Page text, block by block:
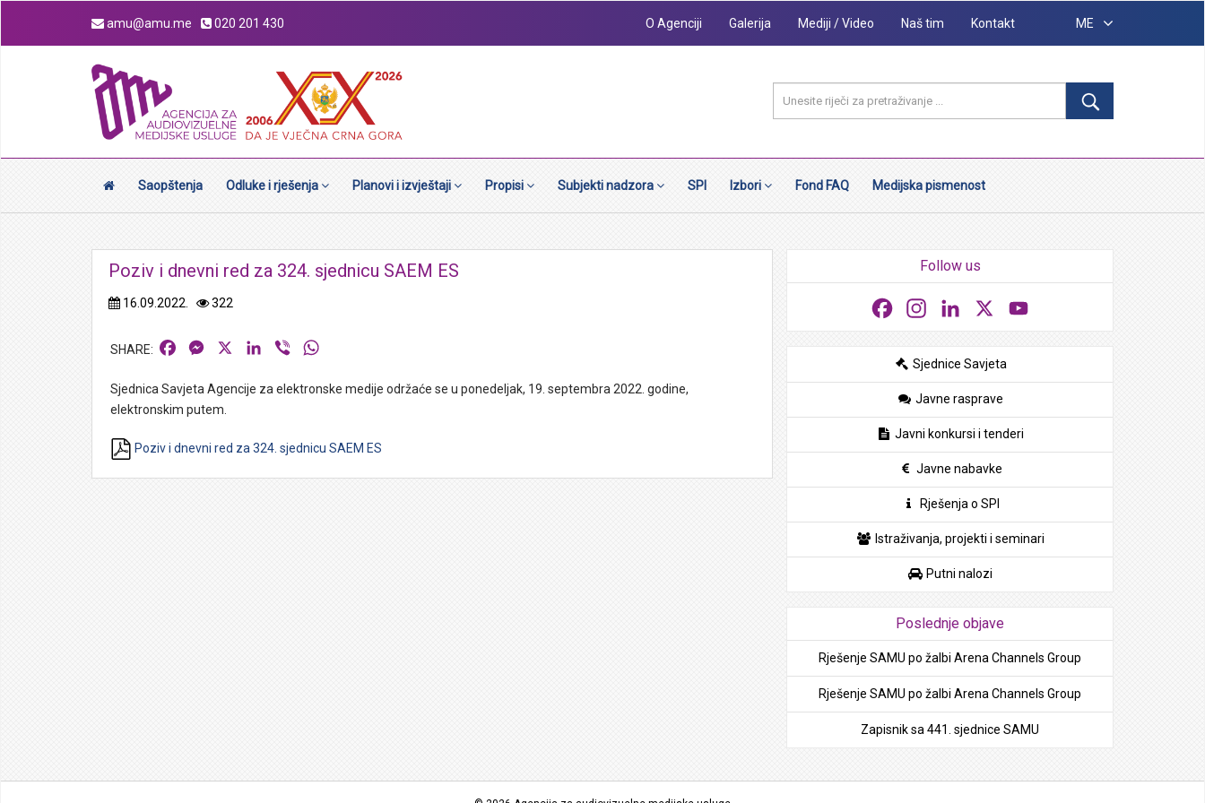
amu@amu.me 020 201 430 O Agenciji Galerija Mediji / Video Naš tim Kontakt ME
Saopštenja Odluke i rješenja Planovi i izvještaji Propisi Subjekti nadzora SPI Izbori Fond FAQ Medijska pismenost
Poziv i dnevni red za 324. sjednicu SAEM ES
16.09.2022. 322
FacebookMessengerLinkedIn
Viber
Sjednica Savjeta Agencije za elektronske medije održaće se u ponedeljak, 19. septembra 2022. godine,
elektronskim putem.
Poziv i dnevni red za 324. sjednicu SAEM ES
Follow us
FacebookInstagramLinkedIn
Sjednice Savjeta
Javne rasprave
Javni konkursi i tenderi
Javne nabavke
Rješenja o SPI
Istraživanja, projekti i seminari
Putni nalozi
Poslednje objave
Rješenje SAMU po žalbi Arena Channels Group
Rješenje SAMU po žalbi Arena Channels Group
Zapisnik sa 441. sjednice SAMU